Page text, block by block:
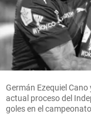
Germán Ezequiel Cano
actual proceso del
goles en el